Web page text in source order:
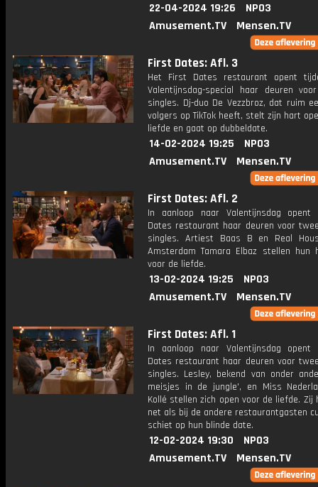
22-04-2024 19:26
NPO3
Amusement.TV
Mensen.TV
First Dates: Afl. 3
Het First Dates restaurant opent
Valentijnsdag-special haar deuren
singles. Dj-duo De Vezzbroz, dat ruim
volgers op TikTok heeft, stelt zijn hart
liefde en gaat op dubbeldate.
14-02-2024 19:25
NPO3
Amusement.TV
Mensen.TV
First Dates: Afl. 2
In aanloop naar Valentijnsdag
Dates restaurant haar deuren voor
singles. Artiest Baas B en Real
Amsterdam Tamara Elbaz stellen hun
voor de liefde.
13-02-2024 19:25
NPO3
Amusement.TV
Mensen.TV
First Dates: Afl. 1
In aanloop naar Valentijnsdag
Dates restaurant haar deuren voor
singles. Lesley, bekend van onder
meisjes in de jungle', en Miss
Kollé stellen zich open voor de liefde. Zij
net als bij de andere restaurantgasten
schiet op hun blinde date.
12-02-2024 19:30
NPO3
Amusement.TV
Mensen.TV